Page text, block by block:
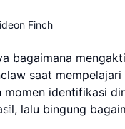
Finch
bagaimana
saat
identifikasi
lalu bingung